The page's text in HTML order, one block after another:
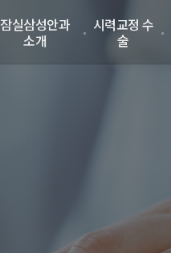
잠실삼성안과
소개
시력교정 수
술